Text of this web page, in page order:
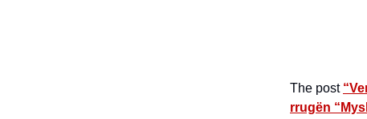
The post
rrugën